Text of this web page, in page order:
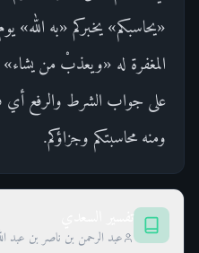
«يحاسبكم» يخبركم «به الله»
المغفرة له «ويعذبْ من
على جواب الشرط والرفع أي
ومنه محاسبتكم وجزاؤكم.
عبد الرحمن بن ناصر بن عبد